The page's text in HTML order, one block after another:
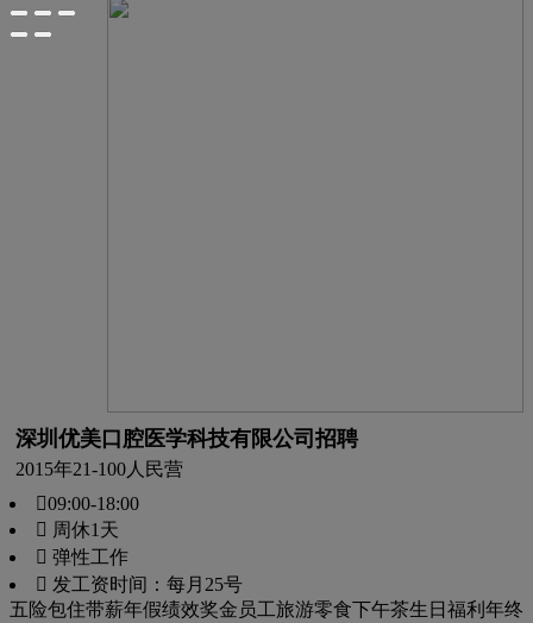
深圳优美口腔医学科技有限公司招聘
2015年21-100人 民营
09:00-18:00
 周休1天
 弹性工作
 发工资时间：每月25号
五险包住带薪年假绩效奖金 员工旅游零食下午茶生日福利 年终